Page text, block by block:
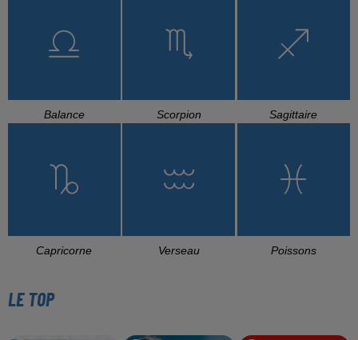
Balance Scorpion Sagittaire
Capricorne Verseau Poissons
LE TOP